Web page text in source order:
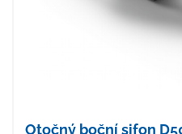
Otočný boční sifon